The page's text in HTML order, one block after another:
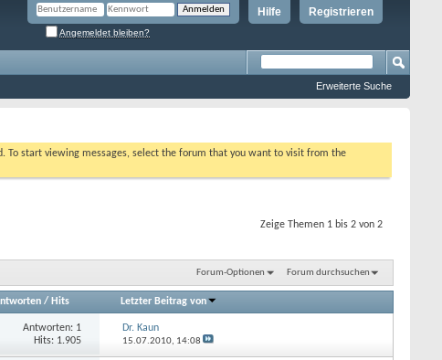
Registrieren
Hilfe
Angemeldet bleiben?
Erweiterte Suche
To start viewing messages, select the forum that you want to visit from the
Zeige Themen 1 bis 2 von 2
Forum-Optionen Forum durchsuchen
/ Hits Letzter Beitrag von
Antworten: 1
Hits: 1.905
Dr. Kaun
15.07.2010, 14:08